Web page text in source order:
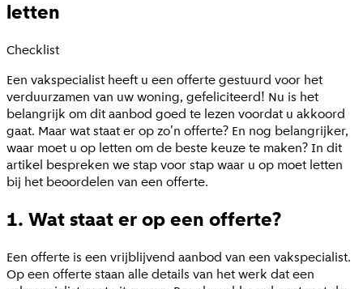
letten
Checklist
Een vakspecialist heeft u een offerte gestuurd voor het
verduurzamen van uw woning, gefeliciteerd! Nu is het
belangrijk om dit aanbod goed te lezen voordat u akkoord
gaat. Maar wat staat er op zo'n offerte? En nog belangrijker,
waar moet u op letten om de beste keuze te maken? In dit
artikel bespreken we stap voor stap waar u op moet letten
bij het beoordelen van een offerte.
1. Wat staat er op een offerte?
Een offerte is een vrijblijvend aanbod van een vakspecialist.
Op een offerte staan alle details van het werk dat een